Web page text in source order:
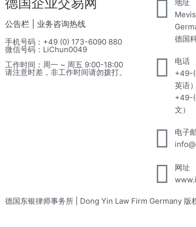
公告栏 | 业务咨询热线
手机号码：+49 (0) 173-6090 880
微信号码：LiChun0049
工作时间：周一 ~ 周五 9:00-18:00
请注意时差，非工作时间请勿拨打。
地址
德国
电话
+49-
英语）
+49-
文）
电子
网址
德国东银律师事务所 | Dong Yin Law Firm Germany